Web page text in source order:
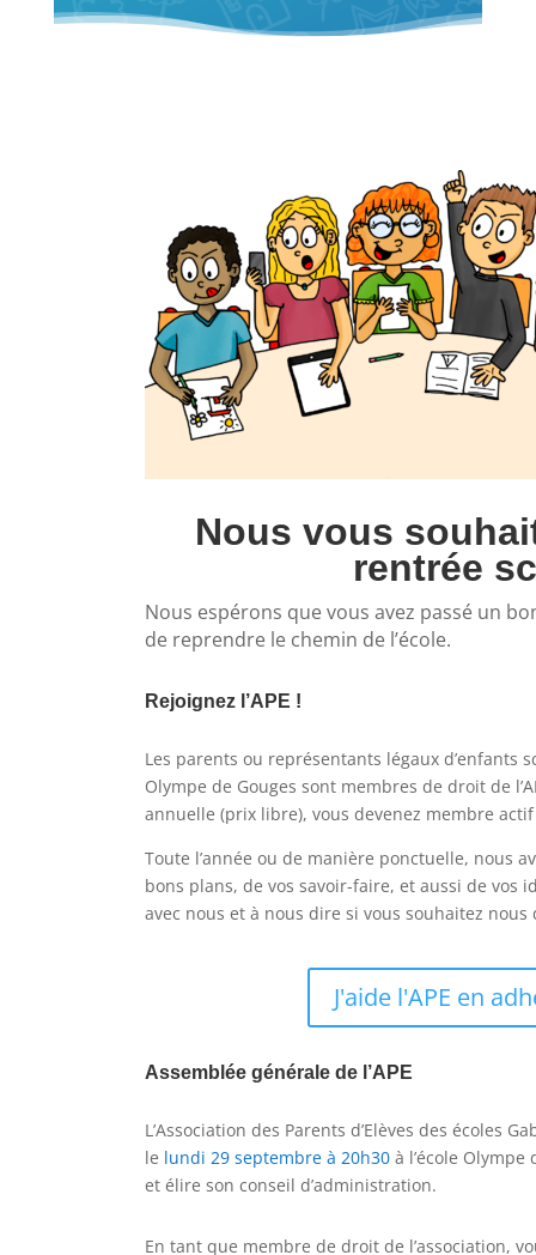
Nous vous
rentrée
Nous espérons que vous avez passé un
de reprendre le chemin de l’école.
Rejoignez l’APE !
Les parents ou représentants légaux d’enfants
Olympe de Gouges sont membres de droit de
annuelle (prix libre), vous devenez membre
Toute l’année ou de manière ponctuelle, nous
bons plans, de vos savoir-faire, et aussi de vos
avec nous et à nous dire si vous souhaitez
J'aide l'APE en
Assemblée générale de l’APE
L’Association des Parents d’Elèves des écoles
le lundi 29 septembre à 20h30 à l’école
et élire son conseil d’administration.
En tant que membre de droit de l’association,